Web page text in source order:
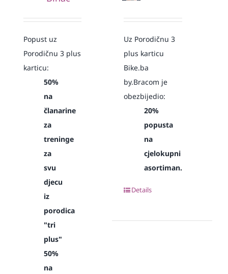
Popust uz
Porodičnu 3 plus
karticu:
50%
na
članarine
za
treninge
za
svu
djecu
iz
porodica
"tri
plus"
50%
na
Uz Porodičnu 3
plus karticu
Bike.ba
by.Bracom je
obezbijedio:
20%
popusta
na
cjelokupni
asortiman.
Details